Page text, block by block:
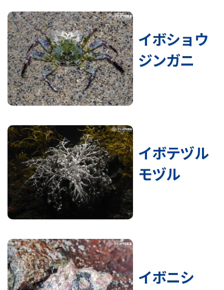
イボショウ
ジンガニ
イボテヅル
モヅル
イボニシ